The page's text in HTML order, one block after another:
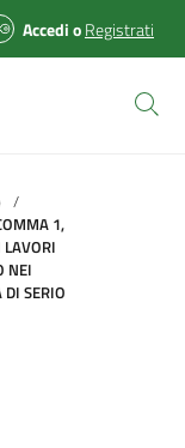
AccedioRegistrati
/
1,
LAVORI
NEI
SERIO